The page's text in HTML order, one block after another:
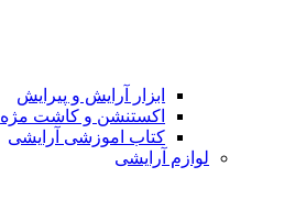
ابزار آرایش و پیرایش
اکستنشن و کاشت مژه
کتاب اموزشی آرایشی
لوازم آرایشی